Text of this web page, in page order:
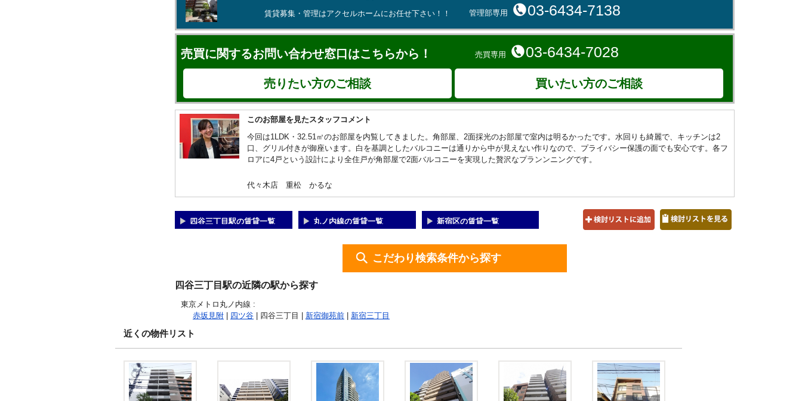
賃貸募集・管理はアクセルホームにお任せ下さい！！ 管理部専用 03-6434-7138
売買に関するお問い合わせ窓口はこちらから！ 売買専用 03-6434-7028
売りたい方のご相談 買いたい方のご相談
このお部屋を見たスタッフコメント
今回は1LDK・32.51㎡のお部屋を内覧してきました。角部屋、2面採光のお部屋で室内は明るかったです。水回りも綺麗で、キッチンは2
口、グリル付きが御座います。白を基調としたバルコニーは通りから中が見えない作りなので、プライバシー保護の面でも安心です。各フ
ロアに4戸という設計により全住戸が角部屋で2面バルコニーを実現した贅沢なプランンニングです。
代々木店 重松 かるな
四谷三丁目駅の賃貸一覧 丸ノ内線の賃貸一覧 新宿区の賃貸一覧
こだわり検索条件から探す
四谷三丁目駅の近隣の駅から探す
東京メトロ丸ノ内線 :
赤坂見附
四ツ谷 | 四谷三丁目 | 新宿御苑前 新宿三丁目
近くの物件リスト